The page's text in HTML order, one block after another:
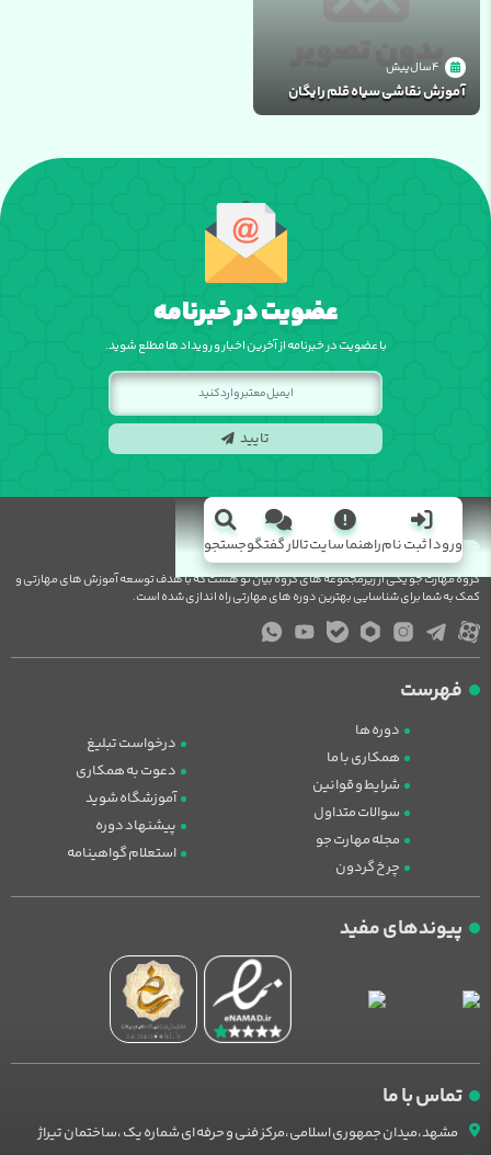
4 سال پیش
آموزش نقاشی سیاه قلم رایگان
عضویت در خبرنامه
با عضویت در خبرنامه از آخرین اخبار و رویداد ها مطلع شوید.
تایید
ورود | ثبت نامراهنما سایتتالار گفتگوجستجو
گروه مهارت جو یکی از زیرمجموعه های گروه بیان نو هست که با هدف توسعه آموزش های مهارتی و
کمک به شما برای شناسایی بهترین دوره های مهارتی راه اندازی شده است.
فهرست
دوره ها
همکاری با ما
شرایط و قوانین
سوالات متداول
مجله مهارت جو
چرخ گردون
درخواست تبلیغ
دعوت به همکاری
آموزشگاه شوید
پیشنهاد دوره
استعلام گواهینامه
پیوندهای مفید
تماس با ما
مشهد،میدان جمهوری اسلامی،مرکز فنی و حرفه ای شماره یک ،ساختمان تیراژ